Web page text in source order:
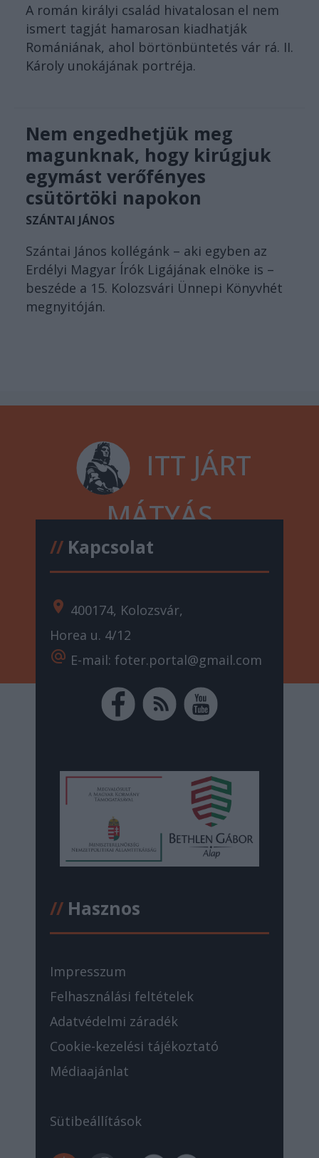
A román királyi család hivatalosan el nem
ismert tagját hamarosan kiadhatják
Romániának, ahol börtönbüntetés vár rá. II.
Károly unokájának portréja.
Nem engedhetjük meg
magunknak, hogy kirúgjuk
egymást verőfényes
csütörtöki napokon
SZÁNTAI JÁNOS
Szántai János kollégánk – aki egyben az
Erdélyi Magyar Írók Ligájának elnöke is –
beszéde a 15. Kolozsvári Ünnepi Könyvhét
megnyitóján.
ITT JÁRT
MÁTYÁS
//Kapcsolat
location_on 400174, Kolozsvár,
Horea u. 4/12
alternate_email E-mail: foter.portal@gmail.com
//Hasznos
Impresszum
Felhasználási feltételek
Adatvédelmi záradék
Cookie-kezelési tájékoztató
Médiaajánlat
Sütibeállítások